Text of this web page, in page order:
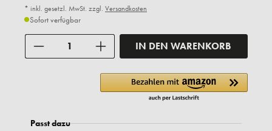
* inkl. gesetzl. MwSt. zzgl. Versandkosten
Sofort verfügbar
IN DEN WARENKORB
Passt dazu